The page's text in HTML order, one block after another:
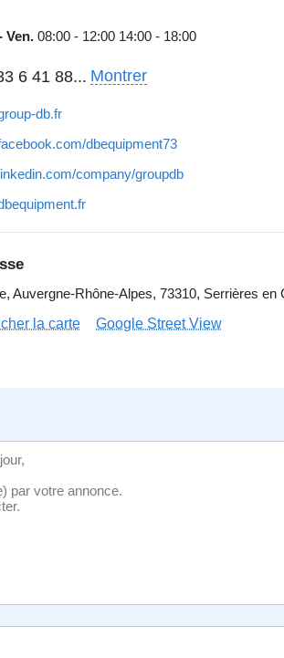
Ven. 08:00 - 12:00 14:00 - 18:00
6 41 88... Montrer
db.fr
dbequipment73
company/groupdb
Auvergne-Rhône-Alpes, 73310, Serrières
la carte
Google Street View